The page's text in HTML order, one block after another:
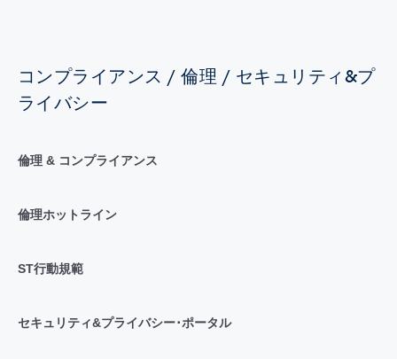
コンプライアンス / 倫理 / セキュリティ&プ
ライバシー
倫理 & コンプライアンス
倫理ホットライン
ST行動規範
セキュリティ&プライバシー･ポータル